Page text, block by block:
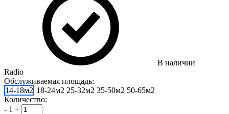
В наличии
Radio
Обслуживаемая площадь:
14-18м2 18-24м2 25-32м2 35-50м2 50-65м2
Количество:
- 1 +